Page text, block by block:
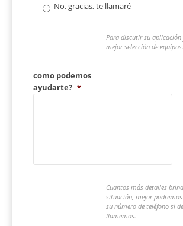
No, gracias, te llamaré
Para discutir su aplicación
mejor selección de equipos.
como podemos
ayudarte? *
Cuantos más detalles
situación, mejor
su número de teléfono si
llamemos.